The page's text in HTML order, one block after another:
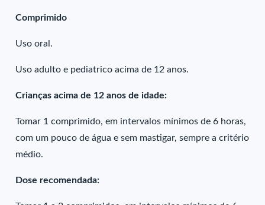
Comprimido
Uso oral.
Uso adulto e pediatrico acima de 12 anos.
Crianças acima de 12 anos de idade:
Tomar 1 comprimido, em intervalos mínimos de 6 horas,
com um pouco de água e sem mastigar, sempre a critério
médio.
Dose recomendada: